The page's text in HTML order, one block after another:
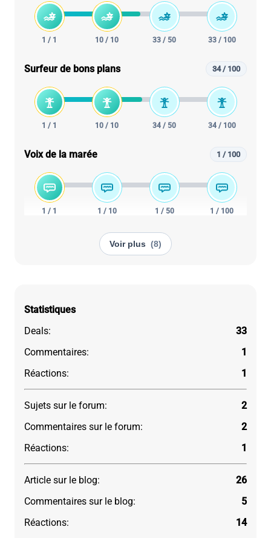
1 / 1 10 / 10 33 / 50 33 / 100
Surfeur de bons plans 34 / 100
1 / 1 10 / 10 34 / 50 34 / 100
Voix de la marée 1 / 100
1 / 1 1 / 10 1 / 50 1 / 100
Voir plus (8)
Statistiques
Deals:
33
Commentaires:
1
Réactions:
1
Sujets sur le forum:
2
Commentaires sur le forum:
2
Réactions:
1
Article sur le blog:
26
Commentaires sur le blog:
5
Réactions:
14